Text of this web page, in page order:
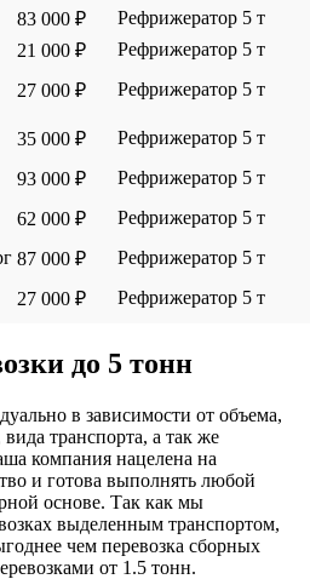
83 000 ₽ Рефрижератор 5 т
21 000 ₽ Рефрижератор 5 т
27 000 ₽ Рефрижератор 5 т
35 000 ₽ Рефрижератор 5 т
93 000 ₽ Рефрижератор 5 т
62 000 ₽ Рефрижератор 5 т
87 000 ₽ Рефрижератор 5 т
27 000 ₽ Рефрижератор 5 т
до 5 тонн
в зависимости от объема,
транспорта, а так же
компания нацелена на
и готова выполнять любой
основе. Так как мы
выделенным транспортом,
чем перевозка сборных
от 1.5 тонн.